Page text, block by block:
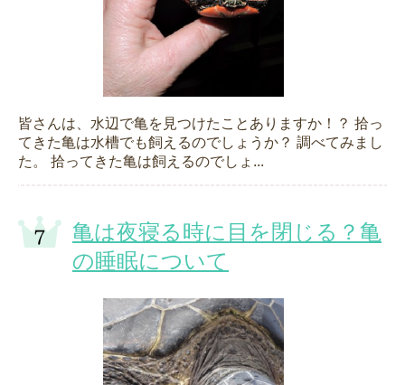
皆さんは、水辺で亀を見つけたことありますか！？ 拾っ
てきた亀は水槽でも飼えるのでしょうか？ 調べてみまし
た。 拾ってきた亀は飼えるのでしょ...
亀は夜寝る時に目を閉じる？亀
の睡眠について